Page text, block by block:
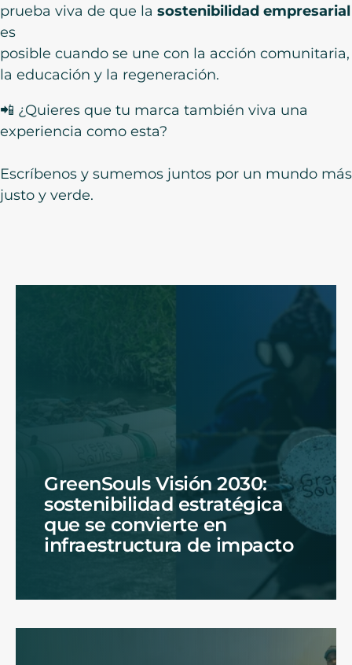
prueba viva de que la sostenibilidad empresarial
es
posible cuando se une con la acción comunitaria,
la educación y la regeneración.
📲 ¿Quieres que tu marca también viva una
experiencia como esta?
Escríbenos y sumemos juntos por un mundo más
justo y verde.
GreenSouls Visión 2030:
sostenibilidad estratégica
que se convierte en
infraestructura de impacto